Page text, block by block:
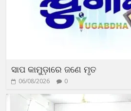
ସାପ କାମୁଡ଼ାରେ ଜଣେ ମୃତ
06/08/2026 0